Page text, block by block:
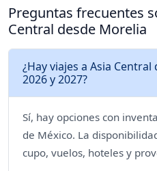
Preguntas frecuentes
Central desde Morelia
¿Hay viajes a Asia
2026 y 2027?
Sí, hay opciones con
de México. La
cupo, vuelos, hoteles y